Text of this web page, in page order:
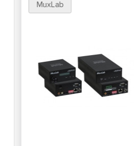
MuxLab